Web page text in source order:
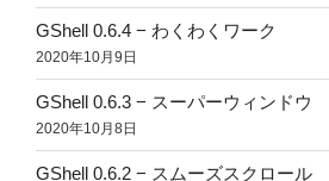
GShell 0.6.4 − わくわくワーク
2020年10月9日
GShell 0.6.3 − スーパーウィンドウ
2020年10月8日
GShell 0.6.2 − スムーズスクロール